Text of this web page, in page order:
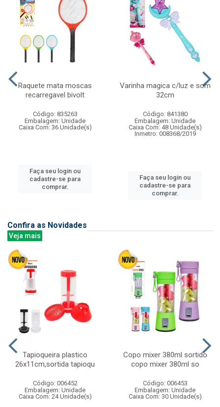
Raquete mata moscas
recarregavel bivolt
Código: 835263
Embalagem: Unidade
Caixa Com: 36 Unidade(s)
Faça seu login ou
cadastre-se para
comprar.
Varinha magica c/luz e som
32cm
Código: 841380
Embalagem: Unidade
Caixa Com: 48 Unidade(s)
Inmetro: 008368/2019
Faça seu login ou
cadastre-se para
comprar.
Confira as Novidades
Veja mais
Tapioqueira plastico
26x11cm,sortida tapioqu
Código: 006452
Embalagem: Unidade
Caixa Com: 24 Unidade(s)
Copo mixer 380ml sortido
copo mixer 380ml so
Código: 006453
Embalagem: Unidade
Caixa Com: 30 Unidade(s)